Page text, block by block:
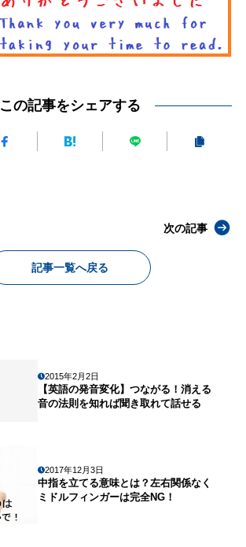
この記事をシェアする
記事一覧へ戻る
次の記事
2015年2月2日
【英語の発音変化】つながる！消える
音の法則を知れば聞き取れて話せる
2017年12月3日
中指を立てる意味とは？左右関係なく
ミドルフィンガーは完全NG！